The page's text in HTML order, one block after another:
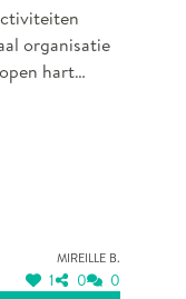
organisatie
hart
Mireille B.
1 0 0